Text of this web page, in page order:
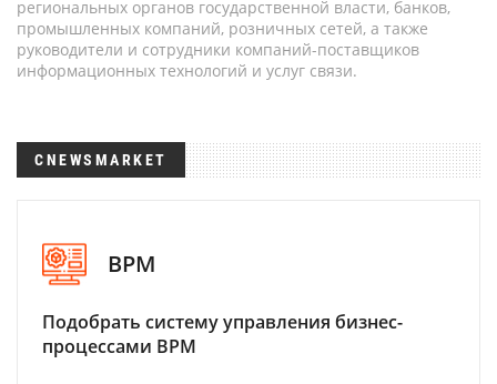
региональных органов государственной власти, банков,
промышленных компаний, розничных сетей, а также
руководители и сотрудники компаний-поставщиков
информационных технологий и услуг связи.
CNEWSMARKET
BPM
Подобрать систему управления бизнес-
процессами BPM